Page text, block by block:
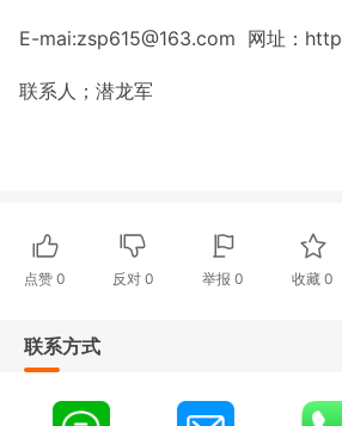
E-mai:zsp615@163.com 网址：
联系人；潜龙军
点赞 0 反对0 举报 0 收藏 0
联系方式